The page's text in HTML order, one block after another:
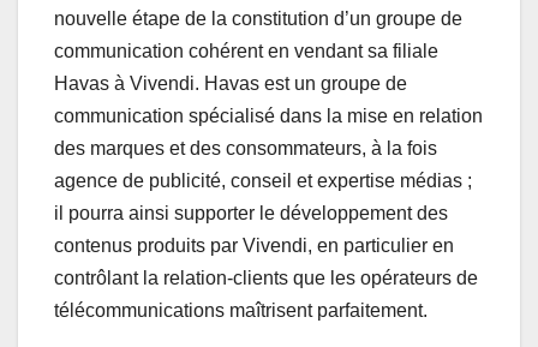
nouvelle étape de la constitution d’un groupe de
communication cohérent en vendant sa filiale
Havas à Vivendi. Havas est un groupe de
communication spécialisé dans la mise en relation
des marques et des consommateurs, à la fois
agence de publicité, conseil et expertise médias ;
il pourra ainsi supporter le développement des
contenus produits par Vivendi, en particulier en
contrôlant la relation-clients que les opérateurs de
télécommunications maîtrisent parfaitement.